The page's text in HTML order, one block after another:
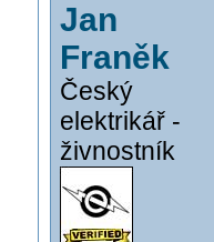
Jan
Franěk
Český
elektrikář -
živnostník